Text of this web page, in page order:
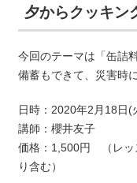
夕からクッキン
今回のテーマは「缶詰
備蓄もできて、災害時
日時：2020年2月18
講師：櫻井友子
価格：1,500円 （レッ
り含む）